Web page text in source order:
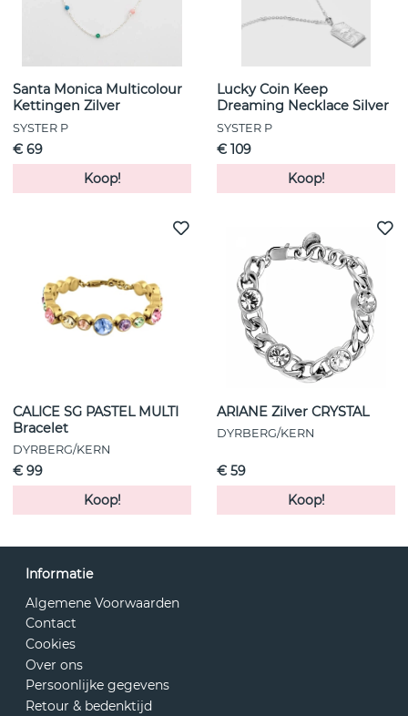
Santa Monica Multicolour
Kettingen Zilver
SYSTER P
€ 69
Koop!
Lucky Coin Keep
Dreaming Necklace Silver
SYSTER P
€ 109
Koop!
CALICE SG PASTEL MULTI
Bracelet
DYRBERG/KERN
€ 99
Koop!
ARIANE Zilver CRYSTAL
DYRBERG/KERN
€ 59
Koop!
Informatie
Algemene Voorwaarden
Contact
Cookies
Over ons
Persoonlijke gegevens
Retour & bedenktijd